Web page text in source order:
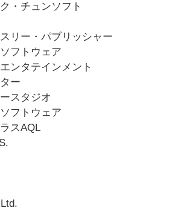
・チュンソフト
リー・パブリッシャー
フトウェア
ンタテインメント
ー
スタジオ
フトウェア
スAQL